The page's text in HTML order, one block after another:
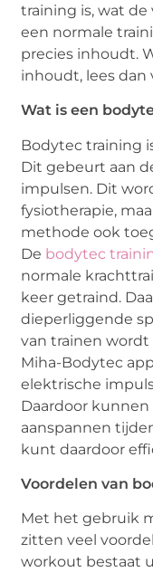
training is, wat
een normale
precies inhoudt.
inhoudt, lees dan
Wat is een
Bodytec training
Dit gebeurt aan
impulsen. Dit
fysiotherapie,
methode ook
De bodytec
normale
keer getraind.
dieperliggende
van trainen
Miha-Bodytec
elektrische
Daardoor
aanspannen
kunt daardoor
Voordelen van
Met het gebruik
zitten veel
workout bestaat